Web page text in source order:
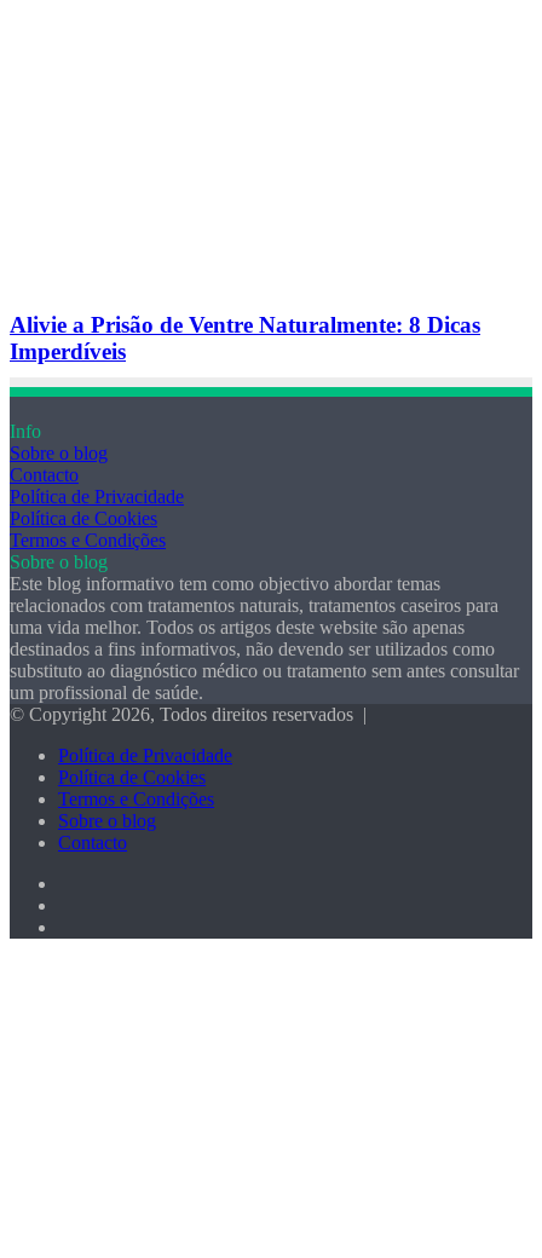
Alivie a Prisão de Ventre Naturalmente: 8 Dicas
Imperdíveis
Info
Sobre o blog
Contacto
Política de Privacidade
Política de Cookies
Termos e Condições
Sobre o blog
Este blog informativo tem como objectivo abordar temas
relacionados com tratamentos naturais, tratamentos caseiros para
uma vida melhor. Todos os artigos deste website são apenas
destinados a fins informativos, não devendo ser utilizados como
substituto ao diagnóstico médico ou tratamento sem antes consultar
um profissional de saúde.
© Copyright 2026, Todos direitos reservados |
Política de Privacidade
Política de Cookies
Termos e Condições
Sobre o blog
Contacto